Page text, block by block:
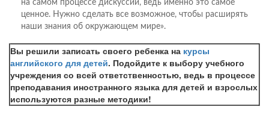
на самом процессе дискуссии, ведь именно это самое
ценное. Нужно сделать все возможное, чтобы расширять
наши знания об окружающем мире».
Вы решили записать своего ребенка на курсы
английского для детей. Подойдите к выбору учебного
учреждения со всей ответственностью, ведь в процессе
преподавания иностранного языка для детей и взрослых
используются разные методики!